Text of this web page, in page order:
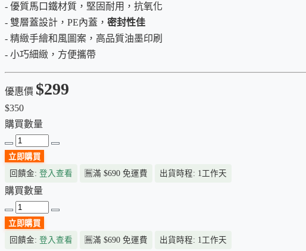
- 優質馬口鐵材質，堅固耐用，抗氧化
- 雙層蓋設計，PE內蓋， 密封性佳
- 精緻手繪和風圖案，高品質油墨印刷
- 小巧細緻，方便攜帶
優惠價 $299
$350
購買數量
立即購買
回饋金: 登入查看 🈚滿 $690 免運費 出貨時程: 1工作天
購買數量
立即購買
回饋金: 登入查看 🈚滿 $690 免運費 出貨時程: 1工作天